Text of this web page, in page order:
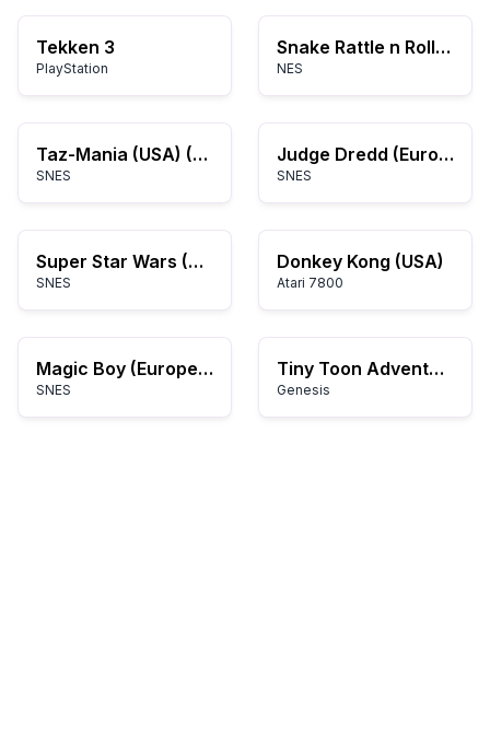
Tekken 3
PlayStation
Snake Rattle n Roll (Europe)
NES
Taz-Mania (USA) (Rev A)
SNES
Judge Dredd (Europe)
SNES
Super Star Wars (USA) (Beta)
SNES
Donkey Kong (USA)
Atari 7800
Magic Boy (Europe) (Beta)
SNES
Tiny Toon Adventures: Busters Versteckter Schatz
Genesis